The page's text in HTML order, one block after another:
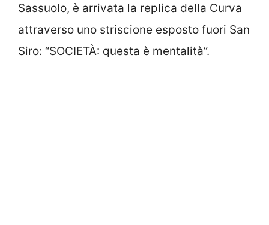
Sassuolo, è arrivata la replica della Curva
attraverso uno striscione esposto fuori San
Siro: “SOCIETÀ: questa è mentalità”.